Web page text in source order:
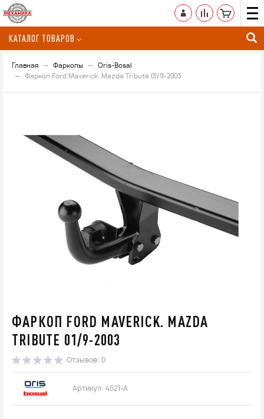
КАТАЛОГ ТОВАРОВ
Главная Фаркопы
Oris-Bosal
Фаркоп Ford Maverick. Mazda Tribute 01/9-2003
ФАРКОП FORD MAVERICK. MAZDA
TRIBUTE 01/9-2003
Отзывов: 0
Артикул: 4521-A